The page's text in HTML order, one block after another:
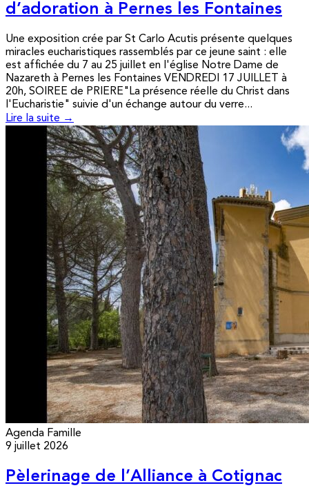
d’adoration à Pernes les Fontaines
Une exposition crée par St Carlo Acutis présente quelques
miracles eucharistiques rassemblés par ce jeune saint : elle
est affichée du 7 au 25 juillet en l'église Notre Dame de
Nazareth à Pernes les Fontaines VENDREDI 17 JUILLET à
20h, SOIREE de PRIERE"La présence réelle du Christ dans
l'Eucharistie" suivie d'un échange autour du verre...
Lire la suite →
Agenda Famille
9 juillet 2026
Pèlerinage de l’Alliance à Cotignac